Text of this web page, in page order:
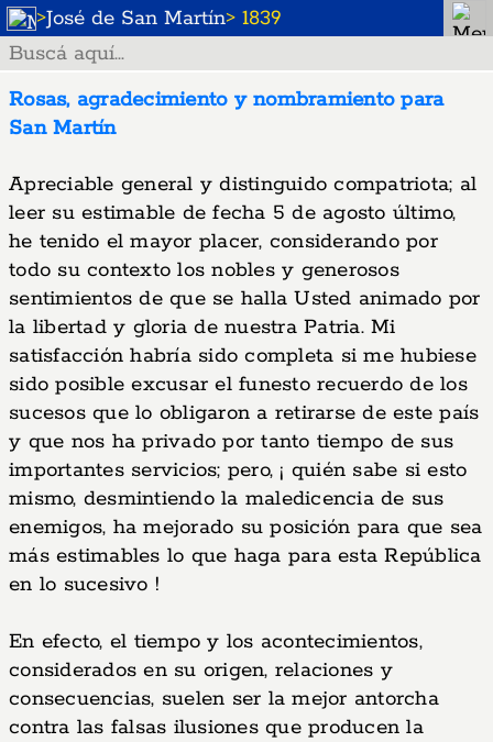
>José de San Martín> 1839
Rosas, agradecimiento y nombramiento para
San Martín
Apreciable general y distinguido compatriota; al
leer su estimable de fecha 5 de agosto último,
he tenido el mayor placer, considerando por
todo su contexto los nobles y generosos
sentimientos de que se halla Usted animado por
la libertad y gloria de nuestra Patria. Mi
satisfacción habría sido completa si me hubiese
sido posible excusar el funesto recuerdo de los
sucesos que lo obligaron a retirarse de este país
y que nos ha privado por tanto tiempo de sus
importantes servicios; pero, ¡ quién sabe si esto
mismo, desmintiendo la maledicencia de sus
enemigos, ha mejorado su posición para que sea
más estimables lo que haga para esta República
en lo sucesivo !
En efecto, el tiempo y los acontecimientos,
considerados en su origen, relaciones y
consecuencias, suelen ser la mejor antorcha
contra las falsas ilusiones que producen la